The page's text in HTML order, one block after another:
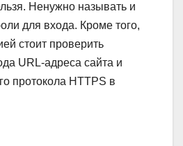
Ненужно называть и
для входа. Кроме того,
стоит проверить
URL-адреса сайта и
протокола HTTPS в